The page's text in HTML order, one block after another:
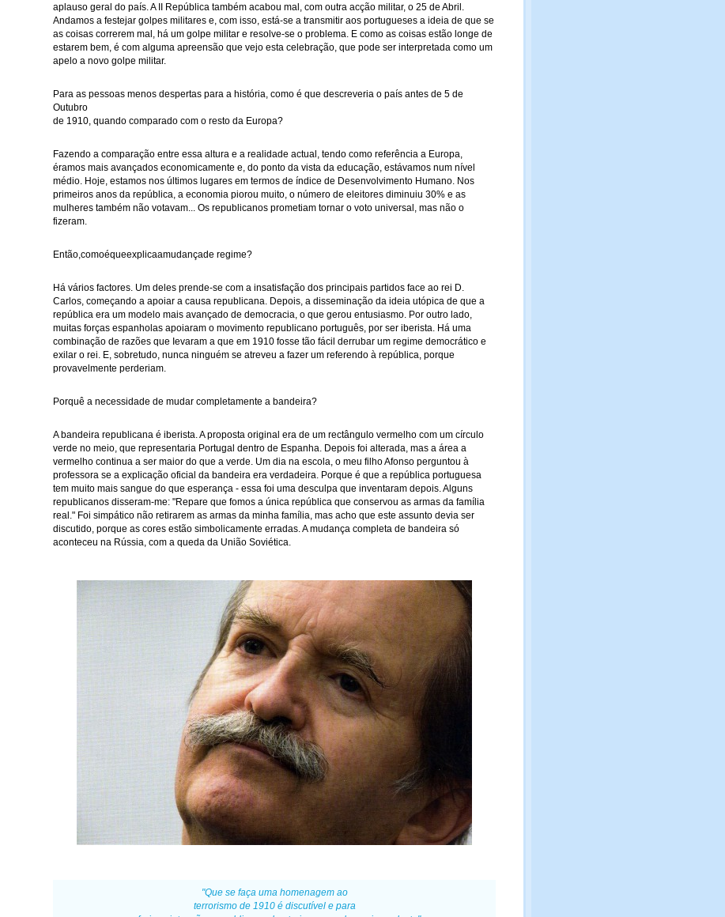
aplauso geral do país. A II República também acabou mal, com outra acção militar, o 25 de Abril.
Andamos a festejar golpes militares e, com isso, está-se a transmitir aos portugueses a ideia de que se
as coisas correrem mal, há um golpe militar e resolve-se o problema. E como as coisas estão longe de
estarem bem, é com alguma apreensão que vejo esta celebração, que pode ser interpretada como um
apelo a novo golpe militar.
Para as pessoas menos despertas para a história, como é que descreveria o país antes de 5 de
Outubro
de 1910, quando comparado com o resto da Europa?
Fazendo a comparação entre essa altura e a realidade actual, tendo como referência a Europa,
éramos mais avançados economicamente e, do ponto da vista da educação, estávamos num nível
médio. Hoje, estamos nos últimos lugares em termos de índice de Desenvolvimento Humano. Nos
primeiros anos da república, a economia piorou muito, o número de eleitores diminuiu 30% e as
mulheres também não votavam... Os republicanos prometiam tornar o voto universal, mas não o
fizeram.
Então,comoéqueexplicaamudançade regime?
Há vários factores. Um deles prende-se com a insatisfação dos principais partidos face ao rei D.
Carlos, começando a apoiar a causa republicana. Depois, a disseminação da ideia utópica de que a
república era um modelo mais avançado de democracia, o que gerou entusiasmo. Por outro lado,
muitas forças espanholas apoiaram o movimento republicano português, por ser iberista. Há uma
combinação de razões que Ievaram a que em 1910 fosse tão fácil derrubar um regime democrático e
exilar o rei. E, sobretudo, nunca ninguém se atreveu a fazer um referendo à república, porque
provavelmente perderiam.
Porquê a necessidade de mudar completamente a bandeira?
A bandeira republicana é iberista. A proposta original era de um rectângulo vermelho com um círculo
verde no meio, que representaria Portugal dentro de Espanha. Depois foi alterada, mas a área a
vermelho continua a ser maior do que a verde. Um dia na escola, o meu filho Afonso perguntou à
professora se a explicação oficial da bandeira era verdadeira. Porque é que a república portuguesa
tem muito mais sangue do que esperança - essa foi uma desculpa que inventaram depois. Alguns
republicanos disseram-me: "Repare que fomos a única república que conservou as armas da família
real." Foi simpático não retirarem as armas da minha família, mas acho que este assunto devia ser
discutido, porque as cores estão simbolicamente erradas. A mudança completa de bandeira só
aconteceu na Rússia, com a queda da União Soviética.
"Que se faça uma homenagem ao
terrorismo de 1910 é discutível e para